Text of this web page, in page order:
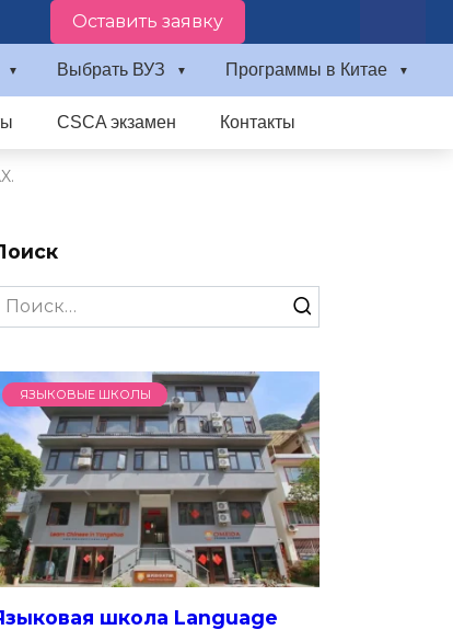
Оставить заявку
Выбрать ВУЗ Программы в Китае
CSCA экзамен Контакты
Search
ЯЗЫКОВЫЕ ШКОЛЫ
школа Language